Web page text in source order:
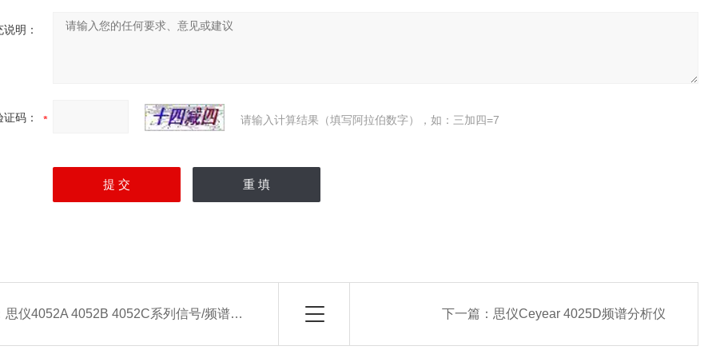
明：
证码： 请输入计算结果（填写阿拉伯数字），如：三加四=7
思仪4052A 4052B 4052C系列信号/频谱分析仪 下一篇： 思仪Ceyear 4025D频谱分析仪